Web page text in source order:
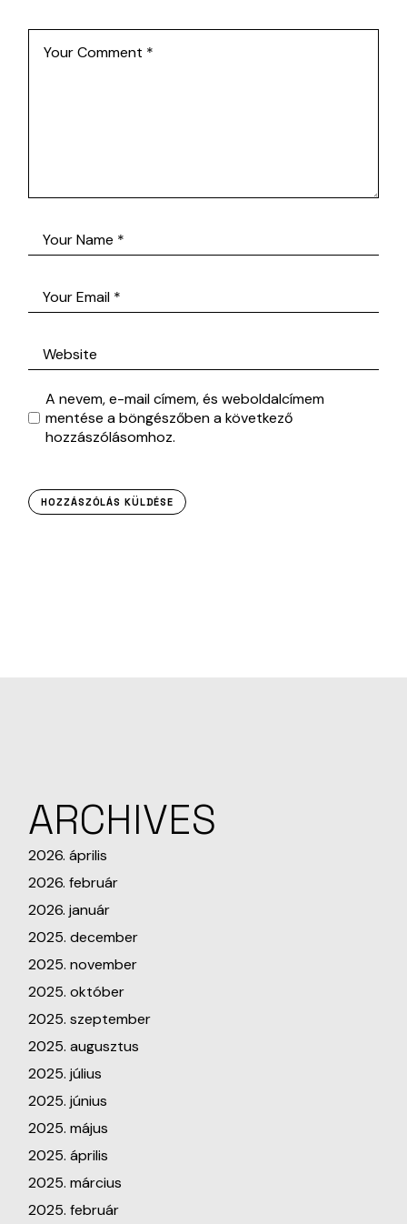
A nevem, e-mail címem, és weboldalcímem
mentése a böngészőben a következő
hozzászólásomhoz.
HOZZÁSZÓLÁS KÜLDÉSE
ARCHIVES
2026. április
2026. február
2026. január
2025. december
2025. november
2025. október
2025. szeptember
2025. augusztus
2025. július
2025. június
2025. május
2025. április
2025. március
2025. február